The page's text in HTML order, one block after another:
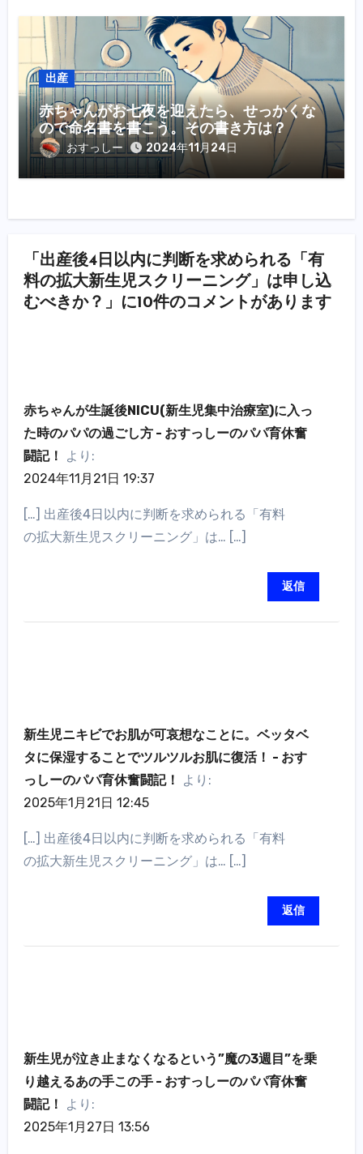
出産
赤ちゃんがお七夜を迎えたら、せっかくな
ので命名書を書こう。その書き方は？
おすっしー 2024年11月24日
「出産後4日以内に判断を求められる「有
料の拡大新生児スクリーニング」は申し込
むべきか？」に10件のコメントがあります
赤ちゃんが生誕後NICU(新生児集中治療室)に入っ
た時のパパの過ごし方 - おすっしーのパパ育休奮
闘記！
より:
2024年11月21日 19:37
[…] 出産後4日以内に判断を求められる「有料
の拡大新生児スクリーニング」は… […]
返信
新生児ニキビでお肌が可哀想なことに。ベッタベ
タに保湿することでツルツルお肌に復活！ - おす
っしーのパパ育休奮闘記！
より:
2025年1月21日 12:45
[…] 出産後4日以内に判断を求められる「有料
の拡大新生児スクリーニング」は… […]
返信
新生児が泣き止まなくなるという”魔の3週目”を乗
り越えるあの手この手 - おすっしーのパパ育休奮
闘記！
より:
2025年1月27日 13:56